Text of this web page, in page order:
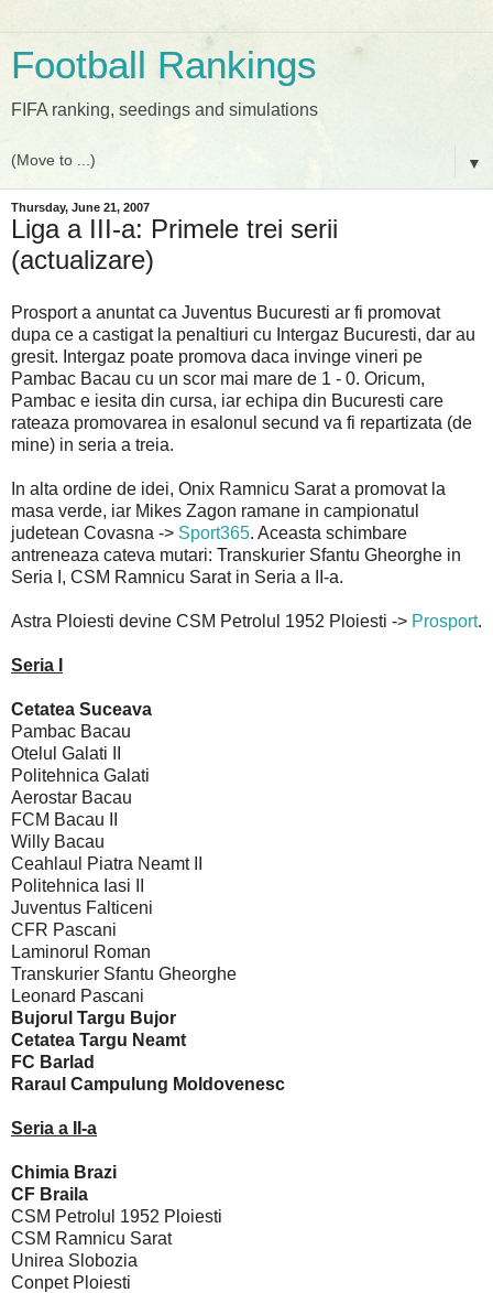
Football Rankings
FIFA ranking, seedings and simulations
▼
Thursday, June 21, 2007
Liga a III-a: Primele trei serii
(actualizare)
Prosport a anuntat ca Juventus Bucuresti ar fi promovat
dupa ce a castigat la penaltiuri cu Intergaz Bucuresti, dar au
gresit. Intergaz poate promova daca invinge vineri pe
Pambac Bacau cu un scor mai mare de 1 - 0. Oricum,
Pambac e iesita din cursa, iar echipa din Bucuresti care
rateaza promovarea in esalonul secund va fi repartizata (de
mine) in seria a treia.
In alta ordine de idei, Onix Ramnicu Sarat a promovat la
masa verde, iar Mikes Zagon ramane in campionatul
judetean Covasna -> Sport365. Aceasta schimbare
antreneaza cateva mutari: Transkurier Sfantu Gheorghe in
Seria I, CSM Ramnicu Sarat in Seria a II-a.
Astra Ploiesti devine CSM Petrolul 1952 Ploiesti -> Prosport.
Seria I
Cetatea Suceava
Pambac Bacau
Otelul Galati II
Politehnica Galati
Aerostar Bacau
FCM Bacau II
Willy Bacau
Ceahlaul Piatra Neamt II
Politehnica Iasi II
Juventus Falticeni
CFR Pascani
Laminorul Roman
Transkurier Sfantu Gheorghe
Leonard Pascani
Bujorul Targu Bujor
Cetatea Targu Neamt
FC Barlad
Raraul Campulung Moldovenesc
Seria a II-a
Chimia Brazi
CF Braila
CSM Petrolul 1952 Ploiesti
CSM Ramnicu Sarat
Unirea Slobozia
Conpet Ploiesti